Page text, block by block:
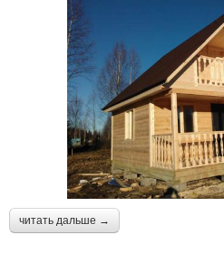
читать дальше →